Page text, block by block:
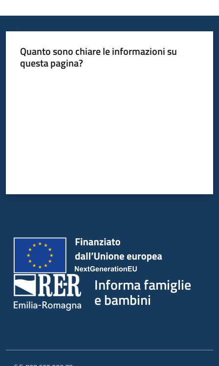
Newsletter
Quanto sono chiare le informazioni su
questa pagina?
Informa famiglie
e bambini